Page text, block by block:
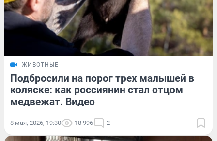
ЖИВОТНЫЕ
Подбросили на порог трех малышей в
коляске: как россиянин стал отцом
медвежат. Видео
8 мая, 2026, 19:30 18 996 2